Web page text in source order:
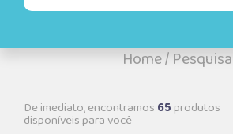
Home/Pesquisa
De imediato, encontramos 65produtos
disponíveis para você